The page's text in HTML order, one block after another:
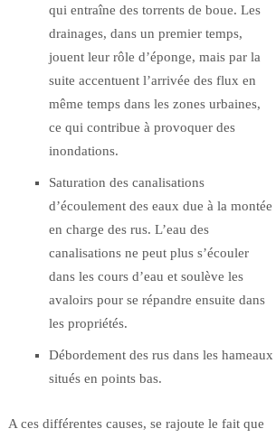
qui entraîne des torrents de boue. Les
drainages, dans un premier temps,
jouent leur rôle d’éponge, mais par la
suite accentuent l’arrivée des flux en
même temps dans les zones urbaines,
ce qui contribue à provoquer des
inondations.
Saturation des canalisations
d’écoulement des eaux due à la montée
en charge des rus. L’eau des
canalisations ne peut plus s’écouler
dans les cours d’eau et soulève les
avaloirs pour se répandre ensuite dans
les propriétés.
Débordement des rus dans les hameaux
situés en points bas.
A ces différentes causes, se rajoute le fait que